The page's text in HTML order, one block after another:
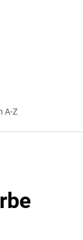
A-Z